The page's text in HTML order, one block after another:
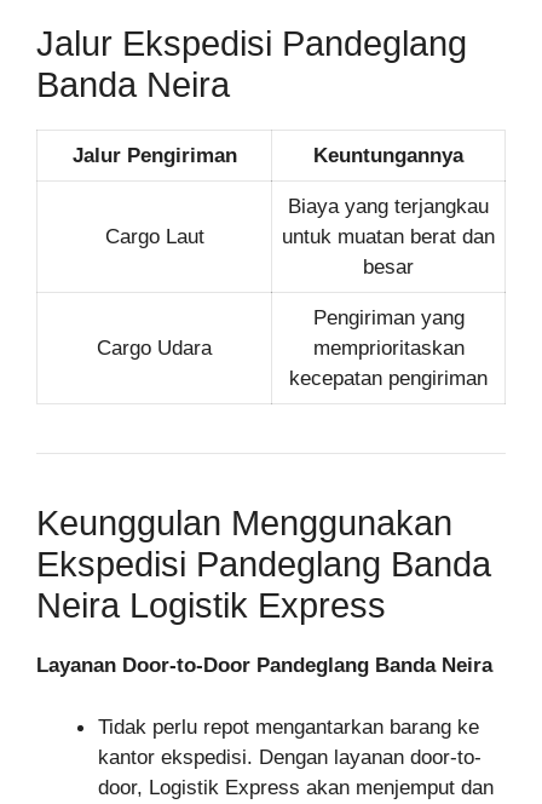
Jalur Ekspedisi Pandeglang
Banda Neira
Jalur Pengiriman Keuntungannya
Cargo Laut
Biaya yang terjangkau
untuk muatan berat dan
besar
Cargo Udara
Pengiriman yang
memprioritaskan
kecepatan pengiriman
Keunggulan Menggunakan
Ekspedisi Pandeglang Banda
Neira Logistik Express
Layanan Door-to-Door Pandeglang Banda Neira
Tidak perlu repot mengantarkan barang ke
kantor ekspedisi. Dengan layanan door-to-
door, Logistik Express akan menjemput dan